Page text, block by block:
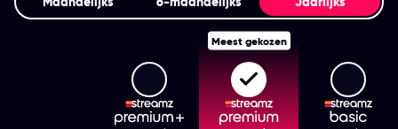
Streamz Premium+
Meest gekozen
Streamz Premium